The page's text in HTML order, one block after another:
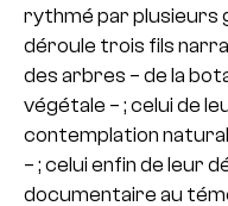
rythmé par plusieurs
déroule trois fils
des arbres – de la
végétale – ; celui de
contemplation
– ; celui enfin de leur
documentaire au